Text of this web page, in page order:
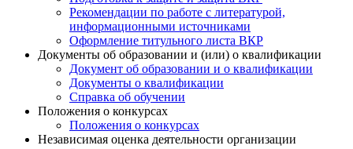
Рекомендации по работе с литературой,
информационными источниками
Оформление титульного листа ВКР
Документы об образовании и (или) о квалификации
Документ об образовании и о квалификации
Документы о квалификации
Справка об обучении
Положения о конкурсах
Положения о конкурсах
Независимая оценка деятельности организации